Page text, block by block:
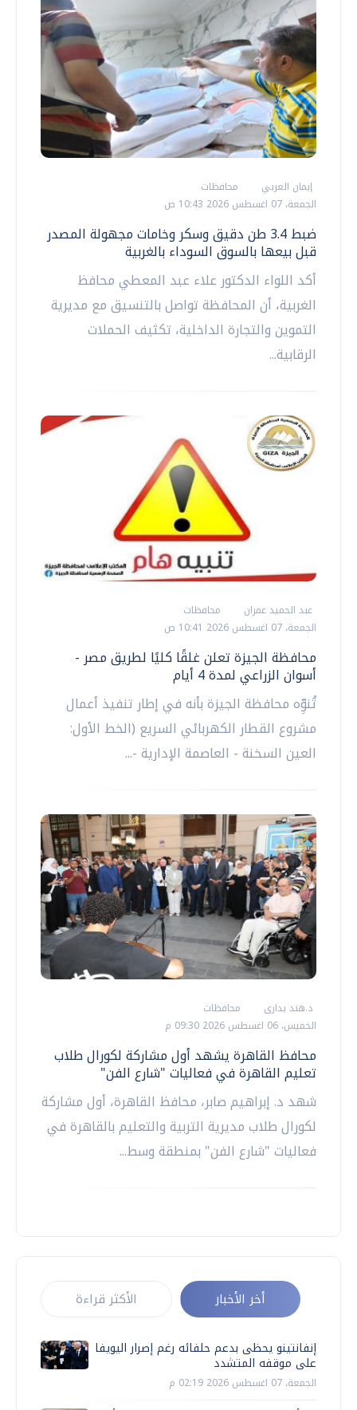
إيمان العربي
محافظات
الجمعة، 07 اغسطس 2026 10:43 ص
ضبط 3.4 طن دقيق وسكر وخامات مجهولة المصدر
قبل بيعها بالسوق السوداء بالغربية
أكد اللواء الدكتور علاء عبد المعطي محافظ
الغربية، أن المحافظة تواصل بالتنسيق مع مديرية
التموين والتجارة الداخلية، تكثيف الحملات
الرقابية...
عبد الحميد عمران
محافظات
الجمعة، 07 اغسطس 2026 10:41 ص
محافظة الجيزة تعلن غلقًا كليًا لطريق مصر -
أسوان الزراعي لمدة 4 أيام
تُنوِّه محافظة الجيزة بأنه في إطار تنفيذ أعمال
مشروع القطار الكهربائي السريع (الخط الأول:
العين السخنة - العاصمة الإدارية -...
د.هند بدارى
محافظات
الخميس، 06 اغسطس 2026 09:30 م
محافظ القاهرة يشهد أول مشاركة لكورال طلاب
تعليم القاهرة في فعاليات "شارع الفن"
شهد د. إبراهيم صابر، محافظ القاهرة، أول مشاركة
لكورال طلاب مديرية التربية والتعليم بالقاهرة في
فعاليات "شارع الفن" بمنطقة وسط...
أخر الأخبار الأكثر قراءة
إنفانتينو يحظى بدعم حلفائه رغم إصرار اليويفا
على موقفه المتشدد
الجمعة، 07 اغسطس 2026 02:19 م